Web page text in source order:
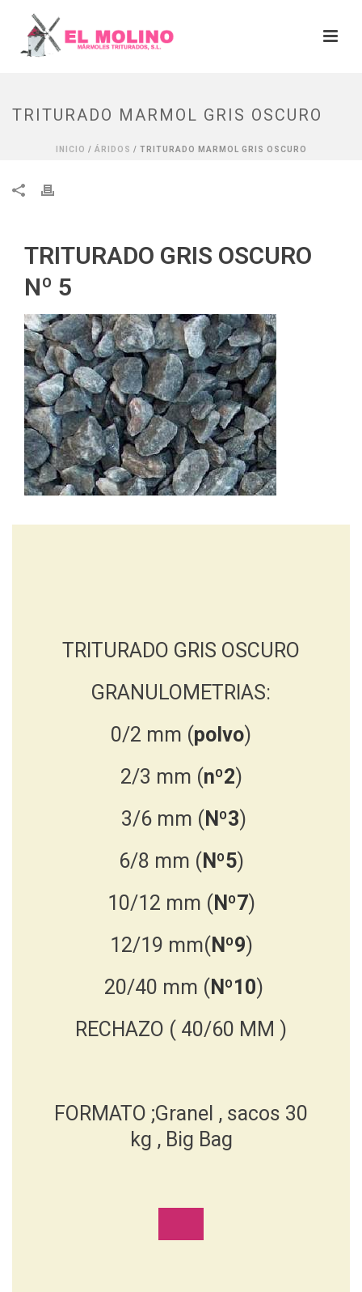
TRITURADO MARMOL GRIS OSCURO
INICIO / ÁRIDOS / TRITURADO MARMOL GRIS OSCURO
TRITURADO GRIS OSCURO
Nº 5
TRITURADO GRIS OSCURO
GRANULOMETRIAS:
0/2 mm (polvo)
2/3 mm (nº2)
3/6 mm ( Nº3)
6/8 mm ( Nº5)
10/12 mm ( Nº7)
12/19 mm( Nº9)
20/40 mm ( Nº10)
RECHAZO ( 40/60 MM )
FORMATO ;Granel , sacos 30
kg , Big Bag